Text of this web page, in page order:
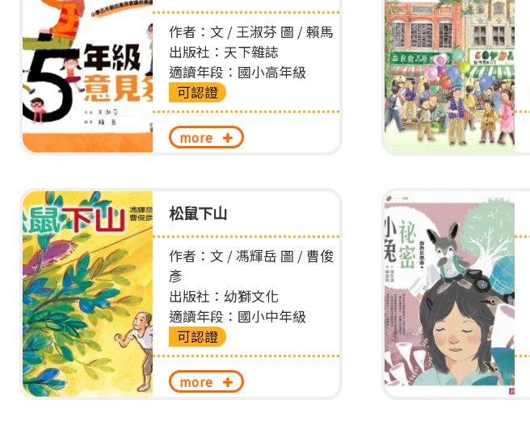
作者：文 / 王淑芬 圖 / 賴馬
出版社：天下雜誌
適讀年段：國小高年級
可認證
more
松鼠下山
作者：文 / 馮輝岳 圖 / 曹俊
彥
出版社：幼獅文化
適讀年段：國小中年級
可認證
more